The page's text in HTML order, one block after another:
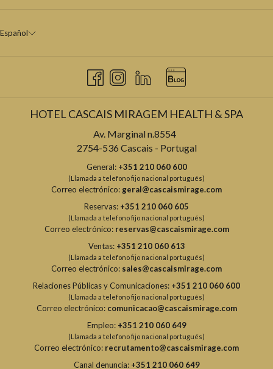
Español
HOTEL CASCAIS MIRAGEM HEALTH & SPA
Av. Marginal n.8554
2754-536 Cascais - Portugal
General: +351 210 060 600
(Llamada a telefono fijo nacional portugués)
Correo electrónico: geral@cascaismirage.com
Reservas: +351 210 060 605
(Llamada a telefono fijo nacional portugués)
Correo electrónico: reservas@cascaismirage.com
Ventas: +351 210 060 613
(Llamada a telefono fijo nacional portugués)
Correo electrónico: sales@cascaismirage.com
Relaciones Públicas y Comunicaciones: +351 210 060 600
(Llamada a telefono fijo nacional portugués)
Correo electrónico: comunicacao@cascaismirage.com
Empleo: +351 210 060 649
(Llamada a telefono fijo nacional portugués)
Correo electrónico: recrutamento@cascaismirage.com
Canal denuncia: +351 210 060 649